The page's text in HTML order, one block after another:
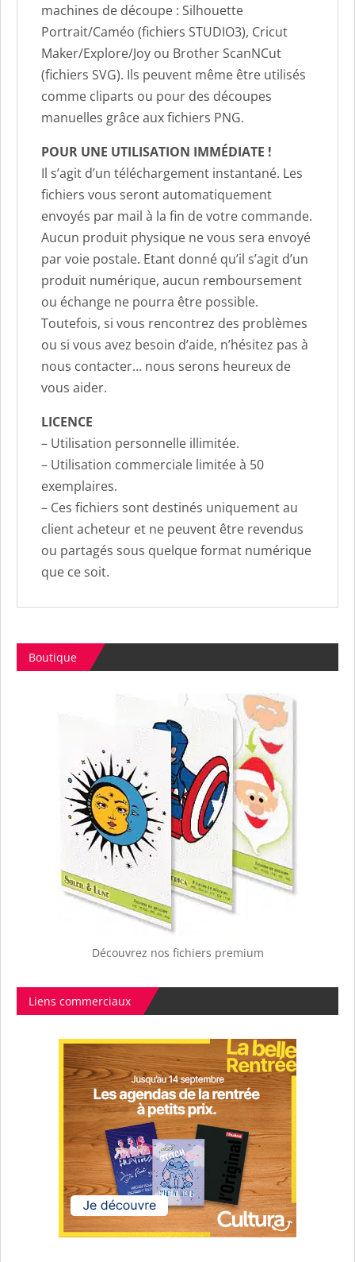
machines de découpe : Silhouette
Portrait/Caméo (fichiers STUDIO3), Cricut
Maker/Explore/Joy ou Brother ScanNCut
(fichiers SVG). Ils peuvent même être utilisés
comme cliparts ou pour des découpes
manuelles grâce aux fichiers PNG.
POUR UNE UTILISATION IMMÉDIATE !
Il s’agit d’un téléchargement instantané. Les
fichiers vous seront automatiquement
envoyés par mail à la fin de votre commande.
Aucun produit physique ne vous sera envoyé
par voie postale. Etant donné qu’il s’agit d’un
produit numérique, aucun remboursement
ou échange ne pourra être possible.
Toutefois, si vous rencontrez des problèmes
ou si vous avez besoin d’aide, n’hésitez pas à
nous contacter… nous serons heureux de
vous aider.
LICENCE
– Utilisation personnelle illimitée.
– Utilisation commerciale limitée à 50
exemplaires.
– Ces fichiers sont destinés uniquement au
client acheteur et ne peuvent être revendus
ou partagés sous quelque format numérique
que ce soit.
Boutique
Découvrez nos fichiers premium
Liens commerciaux